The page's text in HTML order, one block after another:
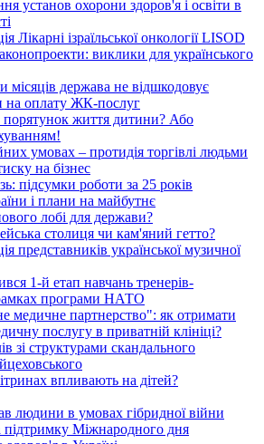
установ охорони здоров'я і освіти в
Лікарні ізраїльської онкології LISOD
виклики для українського
держава не відшкодовує
на оплату ЖК-послуг
порятунок життя дитини? Або
умовах – протидія торгівлі людьми
на бізнес
підсумки роботи за 25 років
і плани на майбутнє
лобі для держави?
столиця чи кам'яний гетто?
представників української музичної
1-й етап навчань тренерів-
програми НАТО
медичне партнерство": як отримати
послугу в приватній клініці?
зі структурами скандального
впливають на дітей?
людини в умовах гібридної війни
підтримку Міжнародного дня